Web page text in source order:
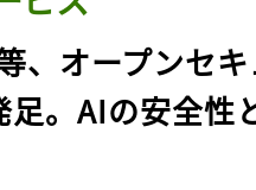
、オープンセ
足。AIの安全性